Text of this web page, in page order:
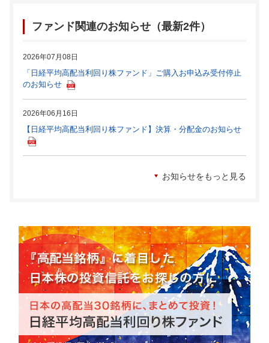
ファンド関連のお知らせ（最新2件）
2026年07月08日
「日経平均高配当利回り株ファンド」ご購入お申込み受付停止
のお知らせ
2026年06月16日
【日経平均高配当利回り株ファンド】決算・分配金のお知らせ
お知らせをもっと見る